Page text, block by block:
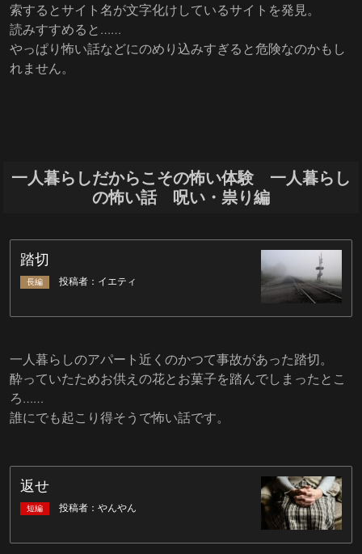
索するとサイト名が文字化けしているサイトを発見。
読みすすめると……
やっぱり怖い話などにのめり込みすぎると危険なのかもし
れません。
一人暮らしだからこその怖い体験 一人暮らし
の怖い話 呪い・祟り編
一人暮らしのアパート近くのかつて事故があった踏切。
酔っていたためお供えの花とお菓子を踏んでしまったとこ
ろ……
誰にでも起こり得そうで怖い話です。